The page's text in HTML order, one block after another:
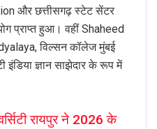
और छत्तीसगढ़ स्टेट सेंटर
प्राप्त हुआ। वहीं Shaheed
विल्सन कॉलेज मुंबई
इंडिया ज्ञान साझेदार के रूप में
रायपुर ने 2026 के